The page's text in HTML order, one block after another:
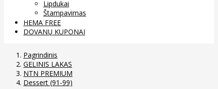
Lipdukai
Štampavimas
HEMA FREE
DOVANŲ KUPONAI
Pagrindinis
GELINIS LAKAS
NTN PREMIUM
Dessert (91-99)